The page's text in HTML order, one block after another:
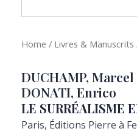
Home / Livres & Manuscrits
DUCHAMP,
DONATI, Enrico
LE SURRÉALISME
Paris, Éditions Pierre à